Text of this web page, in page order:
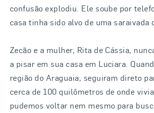
confusão explodiu. Ele soube por
casa tinha sido alvo de uma saraivada
Zecão e a mulher, Rita de Cássia,
a pisar em sua casa em Luciara.
região do Araguaia, seguiram direto
cerca de 100 quilômetros de onde
pudemos voltar nem mesmo para